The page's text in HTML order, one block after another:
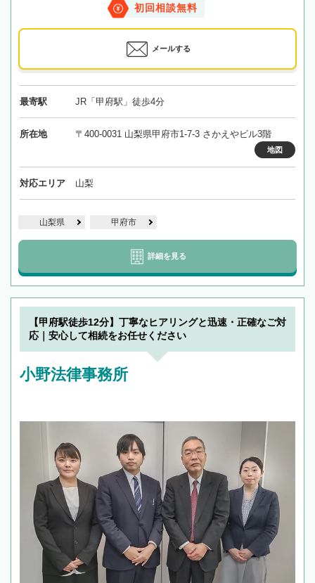
初回相談無料
メールする
最寄駅 JR「甲府駅」徒歩4分
所在地 〒400-0031 山梨県甲府市1-7-3 さかえやビル3階
地図
対応エリア 山梨
山梨県 甲府市
詳細を見る
【甲府駅徒歩12分】丁寧なヒアリングと迅速・正確なご対
応｜安心して相続をお任せください
小野法律事務所